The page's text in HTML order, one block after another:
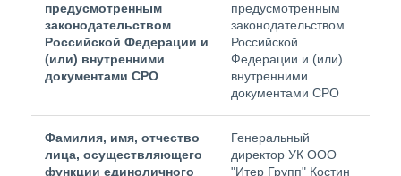
предусмотренным
законодательством
Российской Федерации и
(или) внутренними
документами СРО
предусмотренным
законодательством
Российской
Федерации и (или)
внутренними
документами СРО
Фамилия, имя, отчество
лица, осуществляющего
функции единоличного
Генеральный
директор УК ООО
"Итер Групп" Костин